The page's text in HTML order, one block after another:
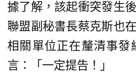
據了解，該起衝突發生
聯盟副秘書長蔡克斯也
相關單位正在釐清事發
言：「一定提告！」